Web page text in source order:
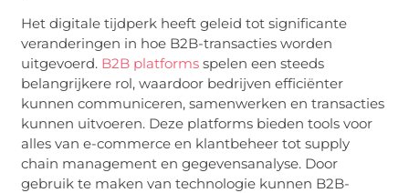
Het digitale tijdperk heeft geleid tot significante
veranderingen in hoe B2B-transacties worden
uitgevoerd. B2B platforms spelen een steeds
belangrijkere rol, waardoor bedrijven efficiënter
kunnen communiceren, samenwerken en transacties
kunnen uitvoeren. Deze platforms bieden tools voor
alles van e-commerce en klantbeheer tot supply
chain management en gegevensanalyse. Door
gebruik te maken van technologie kunnen B2B-